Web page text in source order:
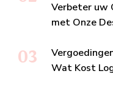
Verbeter uw
met Onze
Wat Kost